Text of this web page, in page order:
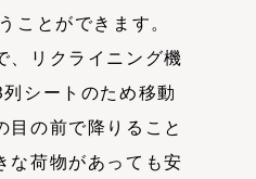
ことができます。
、リクライニング機
シートのため移動
目の前で降りること
な荷物があっても安